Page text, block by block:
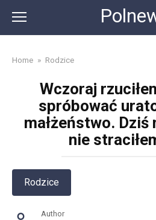
content
Home » Rodzice
Wczoraj
spróbować
małżeństwo. Dziś
nie
Rodzice
Author